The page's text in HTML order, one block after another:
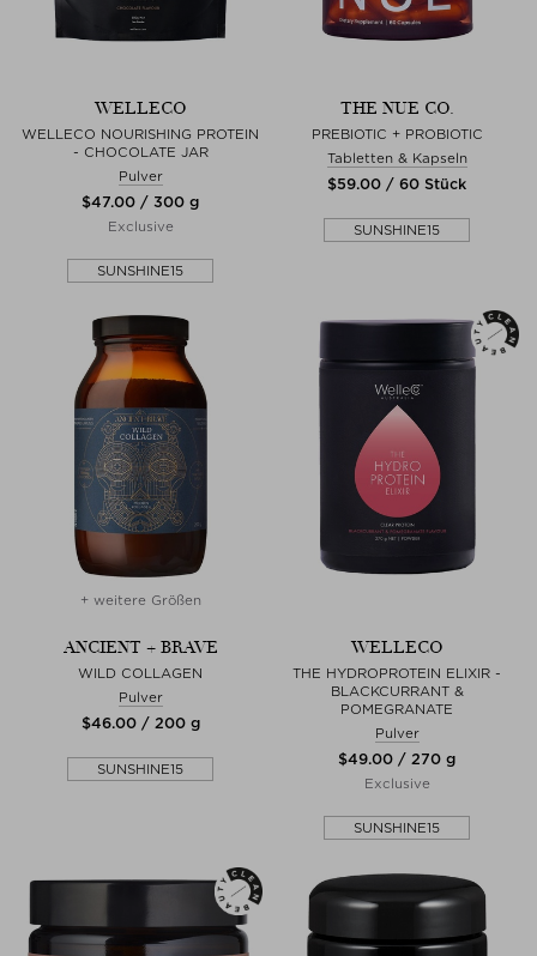
WELLECO
WELLECO NOURISHING PROTEIN
- CHOCOLATE JAR
Pulver
$‌47.00 / 300 g
Exclusive
SUNSHINE15
THE NUE CO.
PREBIOTIC + PROBIOTIC
Tabletten & Kapseln
$‌59.00 / 60 Stück
SUNSHINE15
+ weitere Größen
ANCIENT + BRAVE
WILD COLLAGEN
Pulver
$‌46.00 / 200 g
SUNSHINE15
WELLECO
THE HYDROPROTEIN ELIXIR -
BLACKCURRANT &
POMEGRANATE
Pulver
$‌49.00 / 270 g
Exclusive
SUNSHINE15